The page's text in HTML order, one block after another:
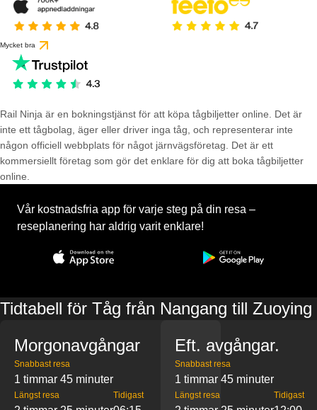
Mycket bra
Rail Ninja är en bokningstjänst för att köpa tågbiljetter online. Det är
inte ett tågbolag, äger eller driver inga tåg, och representerar inte
någon officiell webbplats för något järnvägsföretag. Det är ett
kommersiellt företag som gör det enklare för dig att boka tågbiljetter
online.
Vår kostnadsfria app för varje steg på din resa –
reseplanering har aldrig varit enklare!
Tidtabell för Tåg från Nangang till Zuoying
Morgonavgångar
Snabbast resa
1 timmar 45 minuter
Längst resa Tidigast
Eft. avgångar.
Snabbast resa
1 timmar 45 minuter
Längst resa Tidigast